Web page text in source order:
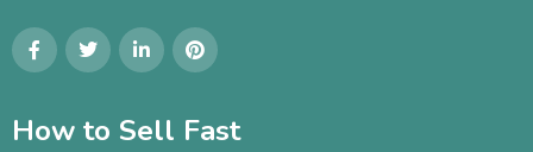
How to Sell Fast